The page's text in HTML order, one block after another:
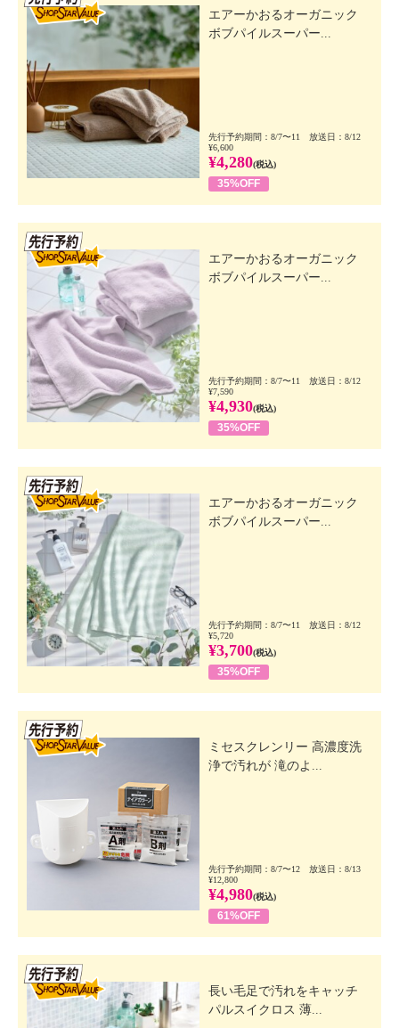
エアーかおるオーガニック
ボブパイルスーパー...
先行予約期間：8/7〜11 放送日：8/12
¥6,600
¥4,280(税込)
35%OFF
エアーかおるオーガニック
ボブパイルスーパー...
先行予約期間：8/7〜11 放送日：8/12
¥7,590
¥4,930(税込)
35%OFF
エアーかおるオーガニック
ボブパイルスーパー...
先行予約期間：8/7〜11 放送日：8/12
¥5,720
¥3,700(税込)
35%OFF
ミセスクレンリー 高濃度洗
浄で汚れが 滝のよ...
先行予約期間：8/7〜12 放送日：8/13
¥12,800
¥4,980(税込)
61%OFF
長い毛足で汚れをキャッチ
パルスイクロス 薄...